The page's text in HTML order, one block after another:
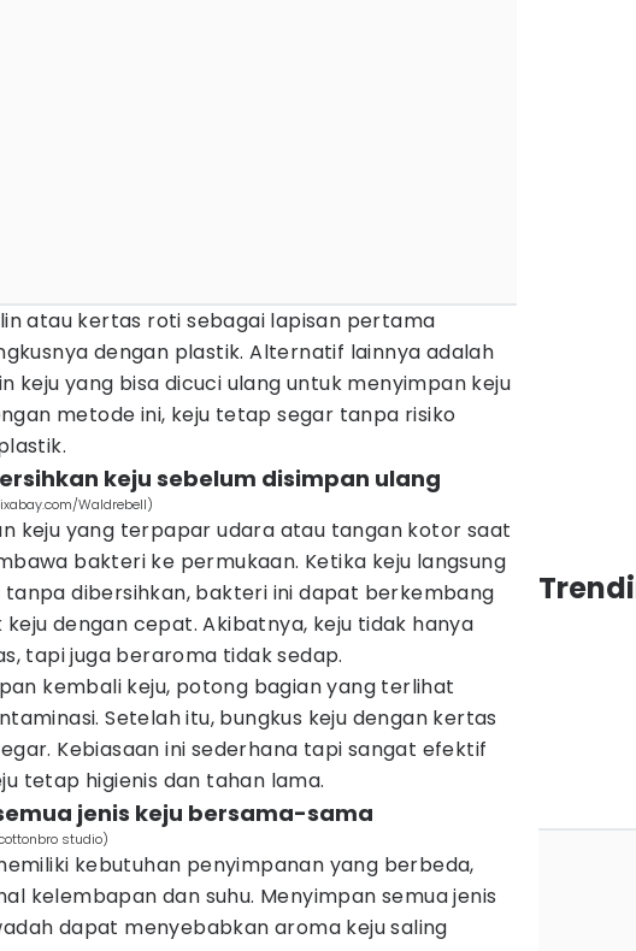
atau kertas roti sebagai lapisan pertama
dengan plastik. Alternatif lainnya adalah
keju yang bisa dicuci ulang untuk menyimpan keju
metode ini, keju tetap segar tanpa risiko
keju sebelum disimpan ulang
Waldrebell)
keju yang terpapar udara atau tangan kotor saat
bakteri ke permukaan. Ketika keju langsung
dibersihkan, bakteri ini dapat berkembang
keju dengan cepat. Akibatnya, keju tidak hanya
tapi juga beraroma tidak sedap.
kembali keju, potong bagian yang terlihat
Setelah itu, bungkus keju dengan kertas
Kebiasaan ini sederhana tapi sangat efektif
tetap higienis dan tahan lama.
jenis keju bersama-sama
studio)
kebutuhan penyimpanan yang berbeda,
kelembapan dan suhu. Menyimpan semua jenis
dapat menyebabkan aroma keju saling